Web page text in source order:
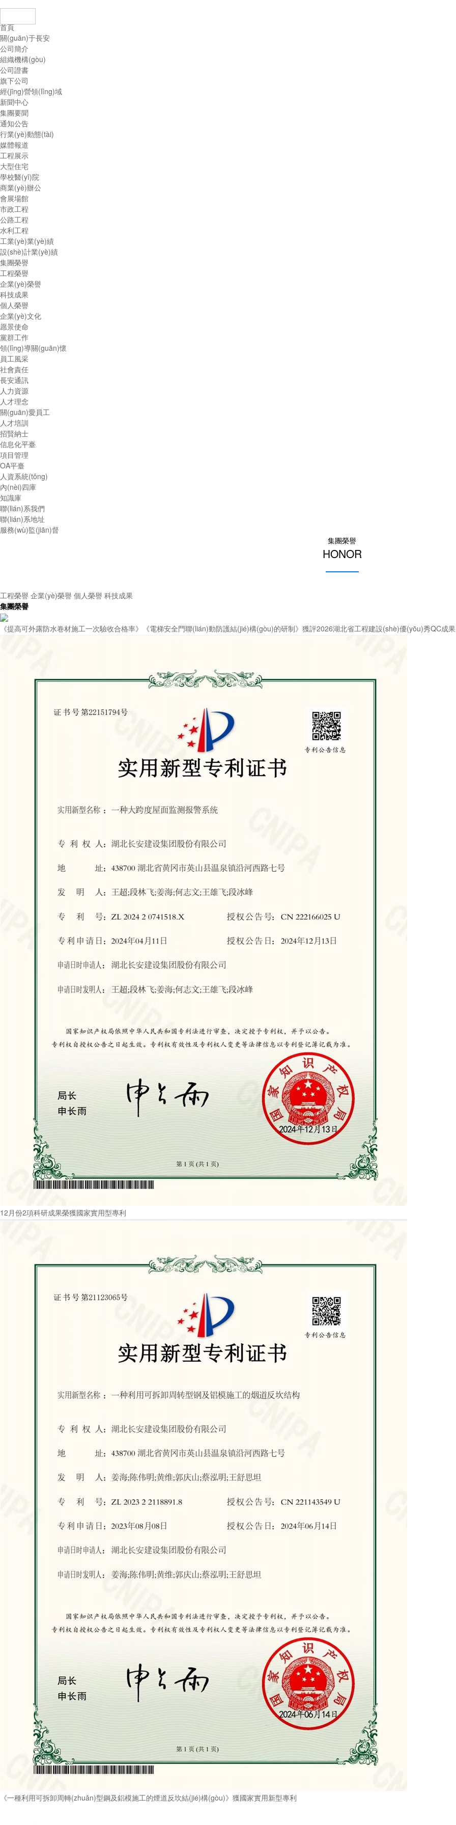
首頁
關(guān)于長安
公司簡介
組織機構(gòu)
公司證書
旗下公司
經(jīng)營領(lǐng)域
新聞中心
集團要聞
通知公告
行業(yè)動態(tài)
媒體報道
工程展示
大型住宅
學校醫(yī)院
商業(yè)辦公
會展場館
市政工程
公路工程
水利工程
工業(yè)業(yè)績
設(shè)計業(yè)績
集團榮譽
工程榮譽
企業(yè)榮譽
科技成果
個人榮譽
企業(yè)文化
愿景使命
黨群工作
領(lǐng)導關(guān)懷
員工風采
社會責任
長安通訊
人力資源
人才理念
關(guān)愛員工
人才培訓
招賢納士
信息化平臺
項目管理
OA平臺
人資系統(tǒng)
內(nèi)四庫
知識庫
聯(lián)系我們
聯(lián)系地址
服務(wù)監(jiān)督
集團榮譽
HONOR
工程榮譽 企業(yè)榮譽 個人榮譽 科技成果
集團榮譽
《提高可外露防水卷材施工一次驗收合格率》《電梯安全門聯(lián)動防護結(jié)構(gòu)的研制》獲評2026湖北省工程建設(shè)優(yōu)秀QC成
12月份2項科研成果榮獲國家實用型專利
《一種利用可拆卸周轉(zhuǎn)型鋼及鋁模施工的煙道反坎結(jié)構(gòu)》獲國家實用新型專利